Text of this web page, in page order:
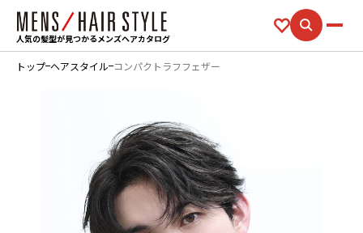
人気の髪型が見つかるメンズヘアカタログ
トップ ヘアスタイル コンパクトラフフェザー